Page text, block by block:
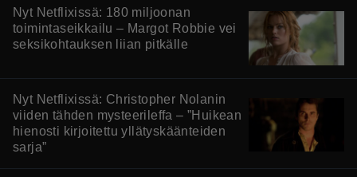
Nyt Netflixissä: 180 miljoonan
toimintaseikkailu – Margot Robbie vei
seksikohtauksen liian pitkälle
Nyt Netflixissä: Christopher Nolanin
viiden tähden mysteerileffa – ”Huikean
hienosti kirjoitettu yllätyskäänteiden
sarja”